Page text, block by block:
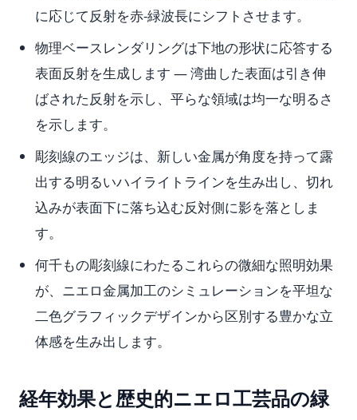
に応じて反射を赤-緑波長にシフトさせます。
物理ベースレンダリングは下地の形状に応答する
表面反射を生成します — 湾曲した表面は引き伸
ばされた反射を示し、平らな領域は均一な明るさ
を示します。
彫刻線のエッジは、新しい金属が角度を持って露
出する明るいハイライトラインを生み出し、切れ
込みが表面下に落ち込む反対側に影を落としま
す。
何千もの彫刻線にわたるこれらの微細な照明効果
が、ニエロ金属加工のシミュレーションを平坦な
二色グラフィックデザインから区別する豊かな立
体感を生み出します。
経年効果と歴史的ニエロ工芸品の緑